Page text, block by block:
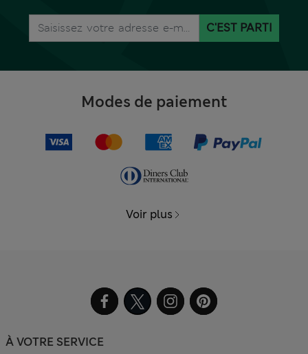
C'EST PARTI
Modes de paiement
Voir plus
À VOTRE SERVICE